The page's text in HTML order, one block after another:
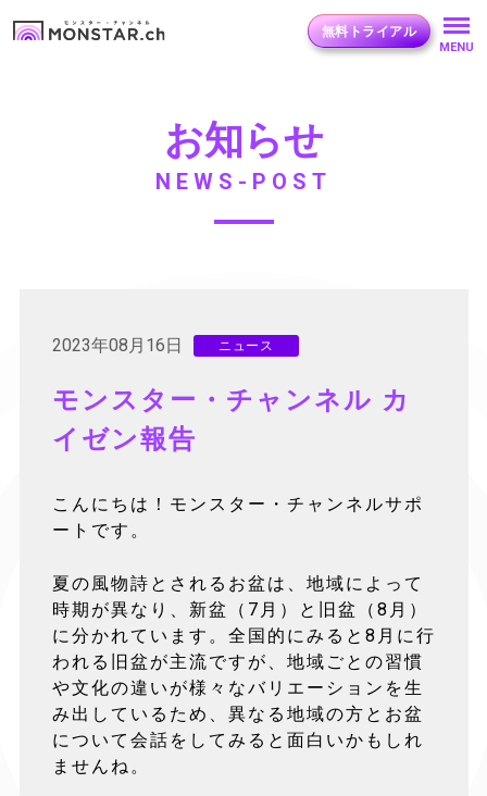
無料トライアル
MENU
お知らせ
NEWS-POST
2023年08月16日 ニュース
モンスター・チャンネル カ
イゼン報告
こんにちは！モンスター・チャンネルサポ
ートです。
夏の風物詩とされるお盆は、地域によって
時期が異なり、新盆（7月）と旧盆（8月）
に分かれています。全国的にみると8月に行
われる旧盆が主流ですが、地域ごとの習慣
や文化の違いが様々なバリエーションを生
み出しているため、異なる地域の方とお盆
について会話をしてみると面白いかもしれ
ませんね。